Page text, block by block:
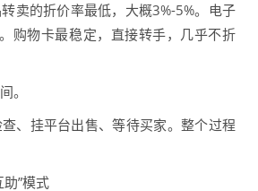
卖的折价率最低，大概3%-5%。电子
购物卡最稳定，直接转手，几乎不折
。
、挂平台出售、等待买家。整个过程
”模式